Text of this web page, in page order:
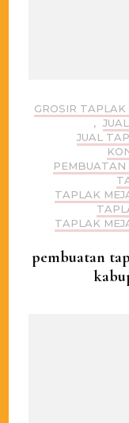
GROSIR TAPLAK
,
JUAL
TAPLAK
TAPLAK
pembuatan